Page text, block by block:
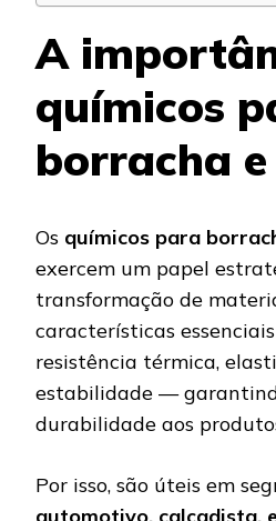
A
químicos
borracha
Os químicos para
exercem um papel
transformação de
características
resistência térmica,
estabilidade —
durabilidade aos
Por isso, são úteis em